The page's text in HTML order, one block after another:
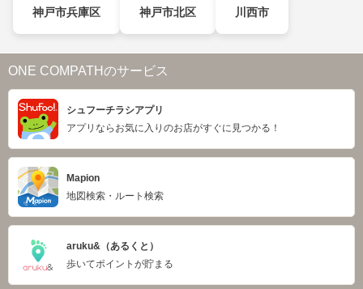
神戸市兵庫区 神戸市北区 川西市
ONE COMPATHのサービス
シュフーチラシアプリ
アプリならお気に入りのお店がすぐに見つかる！
Mapion
地図検索・ルート検索
aruku&（あるくと）
歩いてポイントが貯まる